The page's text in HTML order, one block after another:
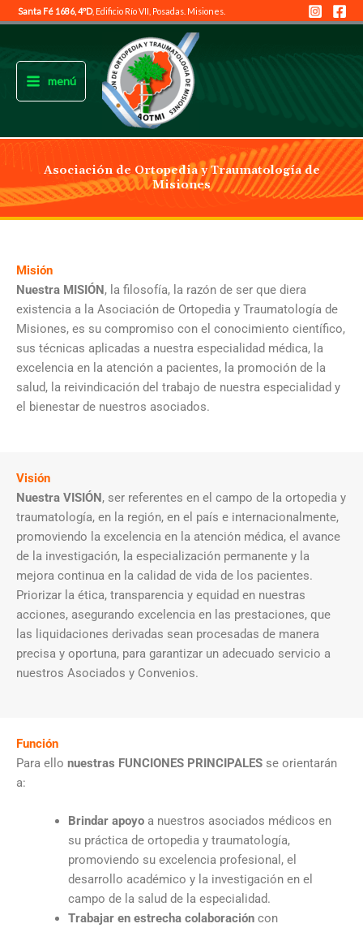
al
Santa Fé 1686, 4ºD, Edificio Río VII, Posadas. Misiones.
Menumenú
Asociación de Ortopedia y Traumatología de
Misiones
Misión
Nuestra MISIÓN, la filosofía, la razón de ser que diera
existencia a la Asociación de Ortopedia y Traumatología de
Misiones, es su compromiso con el conocimiento científico,
sus técnicas aplicadas a nuestra especialidad médica, la
excelencia en la atención a pacientes, la promoción de la
salud, la reivindicación del trabajo de nuestra especialidad y
el bienestar de nuestros asociados.
Visión
Nuestra VISIÓN, ser referentes en el campo de la ortopedia y
traumatología, en la región, en el país e internacionalmente,
promoviendo la excelencia en la atención médica, el avance
de la investigación, la especialización permanente y la
mejora continua en la calidad de vida de los pacientes.
Priorizar la ética, transparencia y equidad en nuestras
acciones, asegurando excelencia en las prestaciones, que
las liquidaciones derivadas sean procesadas de manera
precisa y oportuna, para garantizar un adecuado servicio a
nuestros Asociados y Convenios.
Función
Para ello nuestras FUNCIONES PRINCIPALES se orientarán
a:
Brindar apoyoa nuestros asociados médicos en
su práctica de ortopedia y traumatología,
promoviendo su excelencia profesional, el
desarrollo académico y la investigación en el
campo de la salud de la especialidad.
Trabajar en estrecha colaboracióncon